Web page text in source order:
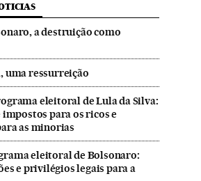
a destruição como
uma ressurreição
eleitoral de Lula da Silva:
impostos para os ricos e
as minorias
eleitoral de Bolsonaro:
e privilégios legais para a